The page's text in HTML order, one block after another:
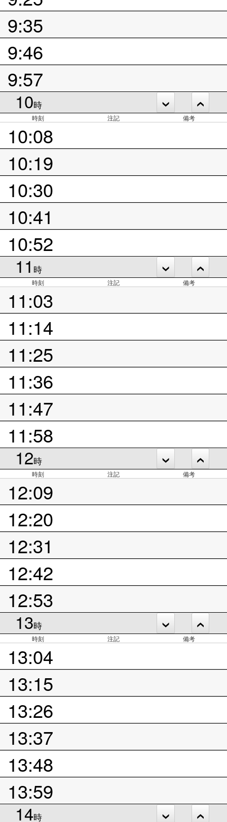
9:35
9:46
9:57
10時
時刻 注記 備考
10:08
10:19
10:30
10:41
10:52
11 時
時刻 注記 備考
11:03
11:14
11:25
11:36
11:47
11:58
12時
時刻 注記 備考
12:09
12:20
12:31
12:42
12:53
13時
時刻 注記 備考
13:04
13:15
13:26
13:37
13:48
13:59
14時